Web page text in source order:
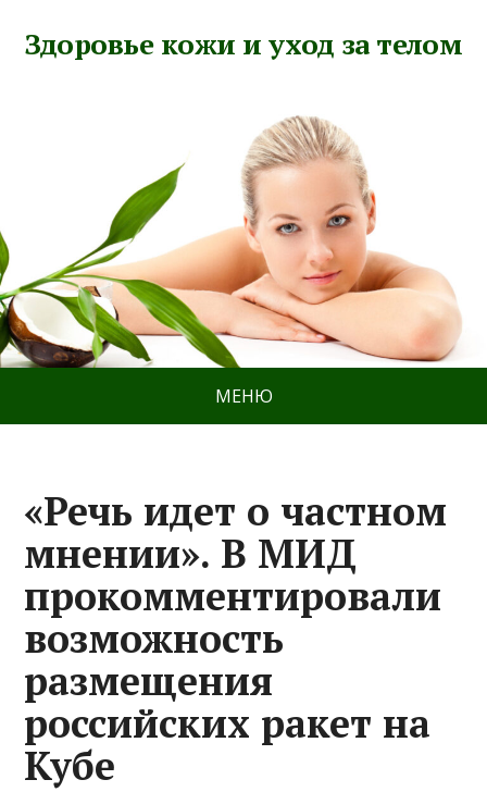
Здоровье кожи и уход за телом
МЕНЮ
«Речь идет о частном
мнении». В МИД
прокомментировали
возможность
размещения
российских ракет на
Кубе